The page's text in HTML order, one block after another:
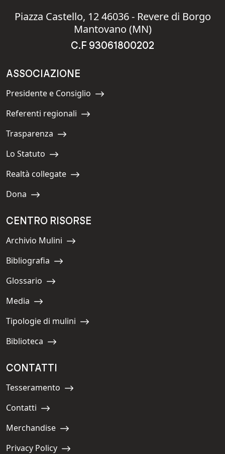
Piazza Castello, 12 46036 - Revere di Borgo
Mantovano (MN)
C.F 93061800202
ASSOCIAZIONE
Navigate to:
Presidente e Consiglio
Navigate to:
Referenti regionali
Navigate to:
Trasparenza
Navigate to:
Lo Statuto
Navigate to:
Realtà collegate
Navigate to:
Dona
CENTRO RISORSE
Navigate to:
Archivio Mulini
Navigate to:
Bibliografia
Navigate to:
Glossario
Navigate to:
Media
Navigate to:
Tipologie di mulini
Navigate to:
Biblioteca
CONTATTI
Navigate to:
Tesseramento
Navigate to:
Contatti
Navigate to:
Merchandise
Privacy Policy